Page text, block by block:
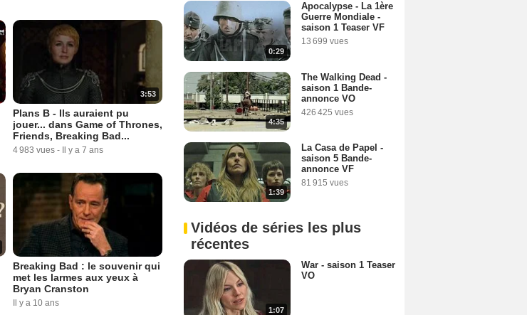
3:53
Plans B - Ils auraient pu
jouer... dans Game of Thrones,
Friends, Breaking Bad...
4 983 vues - Il y a 7 ans
Breaking Bad : le souvenir qui
met les larmes aux yeux à
Bryan Cranston
Il y a 10 ans
0:29
Apocalypse - La 1ère
Guerre Mondiale -
saison 1 Teaser VF
13 699 vues
4:35
The Walking Dead -
saison 1 Bande-
annonce VO
426 425 vues
1:39
La Casa de Papel -
saison 5 Bande-
annonce VF
81 915 vues
Vidéos de séries les plus
récentes
1:07
War - saison 1 Teaser
VO